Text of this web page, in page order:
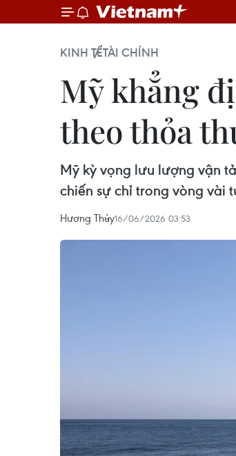
KINH TẾTÀI CHÍNH
Mỹ khẳng
theo thỏa
Mỹ kỳ vọng lưu lượng vận
chiến sự chỉ trong vòng vài
Hương Thủy16/06/2026 03:53